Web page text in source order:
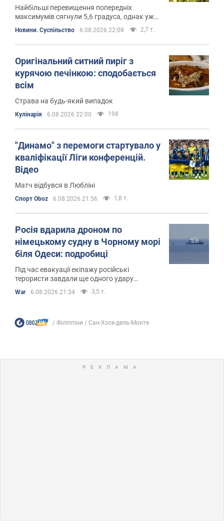
Найбільші перевищення попередніх
максимумів сягнули 5,6 градуса, однак уже
з 7 серпня в частині регіонів очікують
поступове послаблення спеки
Новини. Суспільство 6.08.2026 22:08 2,7 т.
Оригінальний ситний пиріг з
курячою печінкою: сподобається
всім
Страва на будь-який випадок
Кулінарія 6.08.2026 22:00 198
"Динамо" з перемоги стартувало у
кваліфікації Ліги конференцій.
Відео
Матч відбувся в Любліні
Спорт Oboz 6.08.2026 21:56 1,8 т.
Росія вдарила дроном по
німецькому судну в Чорному морі
біля Одеси: подробиці
Під час евакуації екіпажу російські
терористи завдали ще одного удару
безпілотником по судну
War 6.08.2026 21:34 3,5 т.
Філіппіни Сан-Хосе-дель-Монте